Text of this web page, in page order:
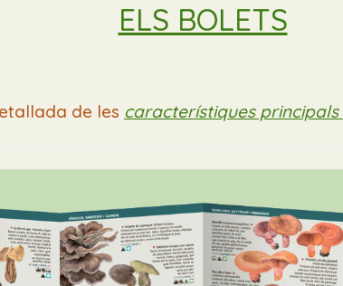
ELS BOLETS
de les característiques principals